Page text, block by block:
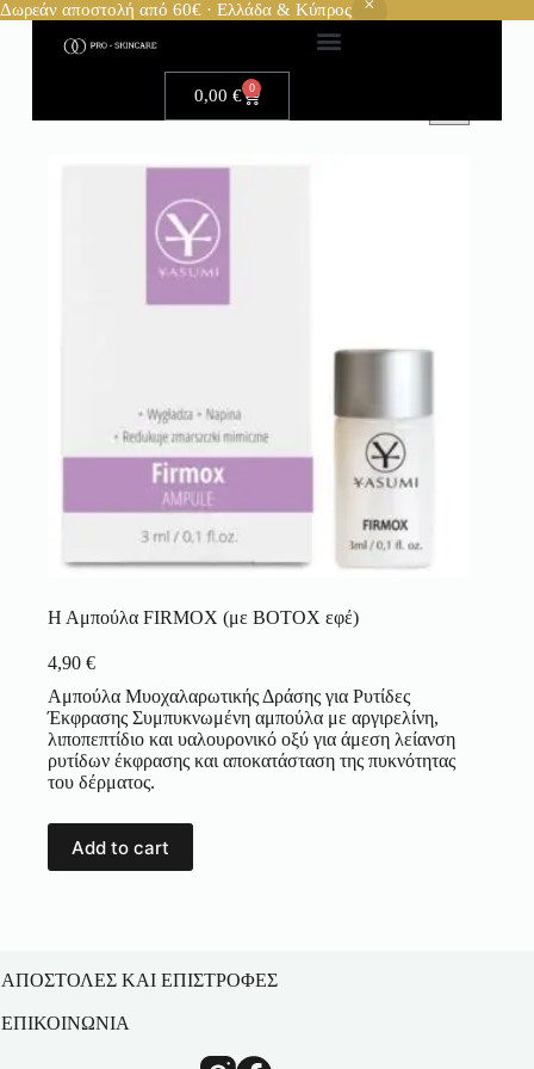
Δωρεάν αποστολή από 60€ · Ελλάδα & Κύπρος
0,00€ 0
Η Αμπούλα FIRMOX (με BOTOX εφέ)
4,90 €
Αμπούλα Μυοχαλαρωτικής Δράσης για Ρυτίδες
Έκφρασης Συμπυκνωμένη αμπούλα με αργιρελίνη,
λιποπεπτίδιο και υαλουρονικό οξύ για άμεση λείανση
ρυτίδων έκφρασης και αποκατάσταση της πυκνότητας
του δέρματος.
Add to cart
ΑΠΟΣΤΟΛΕΣ ΚΑΙ ΕΠΙΣΤΡΟΦΕΣ
ΕΠΙΚΟΙΝΩΝΙΑ